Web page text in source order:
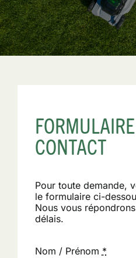
CONTACT
Pour toute demande,
le formulaire ci-
Nous vous
délais.
Nom / Prénom *